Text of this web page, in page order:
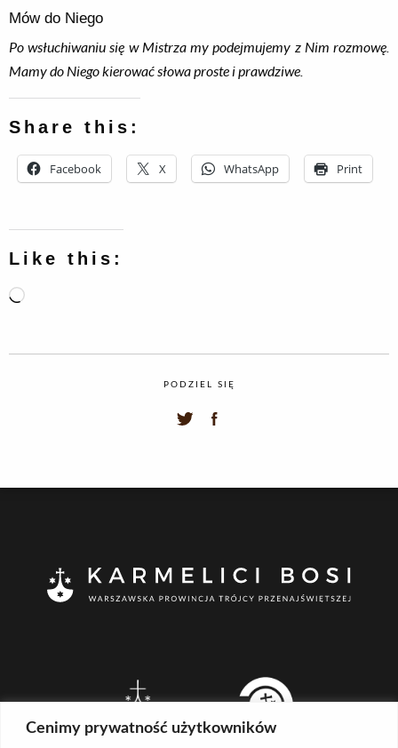
Cenimy prywatność użytkowników
Mów do Niego
Po wsłuchiwaniu się w Mistrza my podejmujemy z Nim rozmowę.
Mamy do Niego kierować słowa proste i prawdziwe.
Share this:
Facebook X WhatsApp Print
Like this:
Loading…
PODZIEL SIĘ